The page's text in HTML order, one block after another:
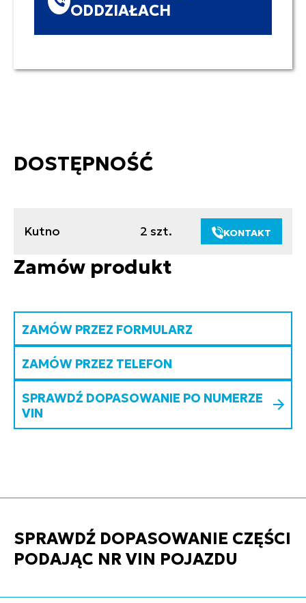
ODDZIAŁACH
DOSTĘPNOŚĆ
Kutno 2 szt. KONTAKT
Zamów produkt
ZAMÓW PRZEZ FORMULARZ
ZAMÓW PRZEZ TELEFON
SPRAWDŹ DOPASOWANIE PO NUMERZE
VIN
SPRAWDŹ DOPASOWANIE CZĘŚCI
PODAJĄC NR VIN POJAZDU